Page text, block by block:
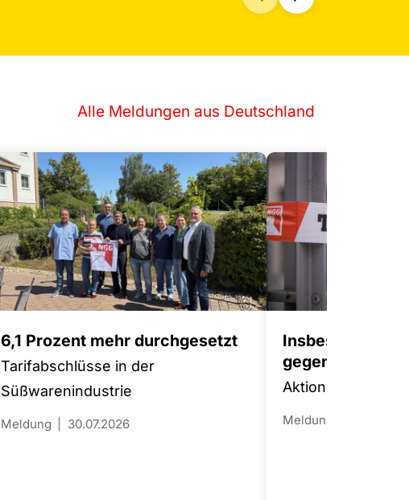
Alle Meldungen aus Deutschland
6,1 Prozent mehr durchgesetzt
Tarifabschlüsse in der
Süßwarenindustrie
Meldung 30.07.2026
Insbesondere
gegen
Aktionsplan für
Meldung